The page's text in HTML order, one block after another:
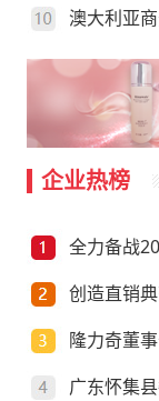
澳大利亚
企业热榜
全力备战
创造直销
隆力奇董
广东怀集